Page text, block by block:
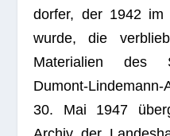
dor­fer, der 1942
wurde, die
Mate­ria­lien des
Dumont-
30. Mai 1947